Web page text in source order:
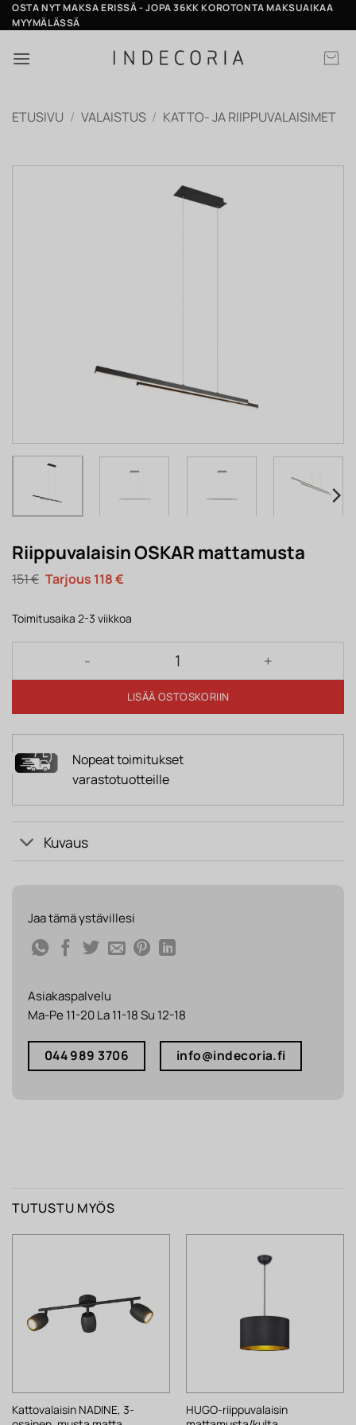
Skip
to
OSTA NYT MAKSA ERISSÄ - JOPA 36KK KOROTONTA MAKSUAIKAA
MYYMÄLÄSSÄ
ETUSIVU / VALAISTUS / KATTO- JA RIIPPUVALAISIMET
Riippuvalaisin OSKAR mattamusta
151€ Alkuperäinen
hinta
151 €.
118€Nykyinen
118 €.
Toimitusaika 2-3 viikkoa
Riippuvalaisin OSKAR mattamusta määrä
LISÄÄ OSTOSKORIIN
Nopeat toimitukset
varastotuotteille
Kuvaus
Jaa tämä ystävillesi
Asiakaspalvelu
Ma-Pe 11-20 La 11-18 Su 12-18
044 989 3706 info@indecoria.fi
TUTUSTU MYÖS
Kattovalaisin NADINE, 3-
HUGO-riippuvalaisin